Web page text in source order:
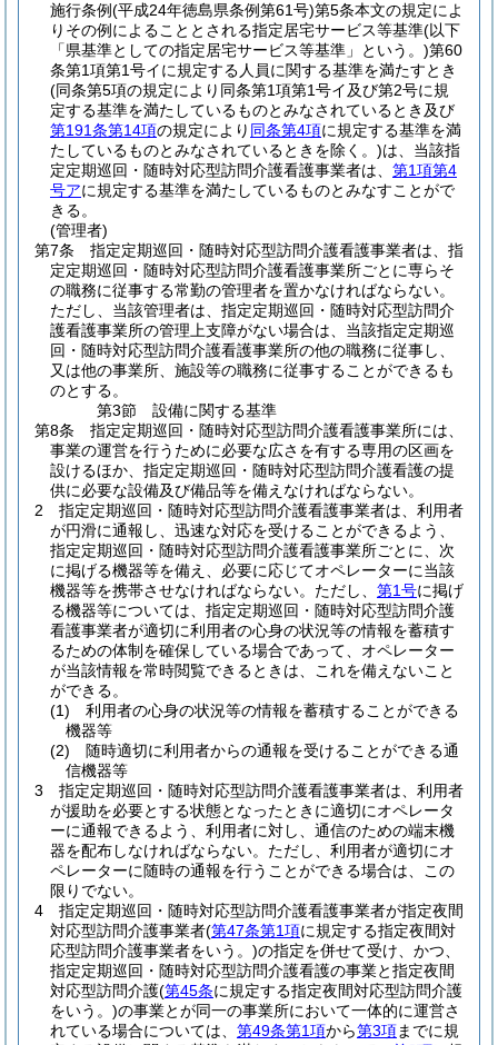
施行条例(平成24年徳島県条例第61号)第5条本文の規定によ
りその例によることとされる指定居宅サービス等基準(以下
「県基準としての指定居宅サービス等基準」という。)第60
条第1項第1号イに規定する人員に関する基準を満たすとき
(同条第5項の規定により同条第1項第1号イ及び第2号に規
定する基準を満たしているものとみなされているとき及び
第191条第14項の規定により 同条第4項に規定する基準を満
たしているものとみなされているときを除く。)は、当該指
定定期巡回・随時対応型訪問介護看護事業者は、 第1項第4
号アに規定する基準を満たしているものとみなすことがで
きる。
(管理者)
第7条
指定定期巡回・随時対応型訪問介護看護事業者は、指
定定期巡回・随時対応型訪問介護看護事業所ごとに専らそ
の職務に従事する常勤の管理者を置かなければならない。
ただし、当該管理者は、指定定期巡回・随時対応型訪問介
護看護事業所の管理上支障がない場合は、当該指定定期巡
回・随時対応型訪問介護看護事業所の他の職務に従事し、
又は他の事業所、施設等の職務に従事することができるも
のとする。
第3節
設備に関する基準
第8条
指定定期巡回・随時対応型訪問介護看護事業所には、
事業の運営を行うために必要な広さを有する専用の区画を
設けるほか、指定定期巡回・随時対応型訪問介護看護の提
供に必要な設備及び備品等を備えなければならない。
2
指定定期巡回・随時対応型訪問介護看護事業者は、利用者
が円滑に通報し、迅速な対応を受けることができるよう、
指定定期巡回・随時対応型訪問介護看護事業所ごとに、次
に掲げる機器等を備え、必要に応じてオペレーターに当該
機器等を携帯させなければならない。 ただし、 第1号に掲げ
る機器等については、指定定期巡回・随時対応型訪問介護
看護事業者が適切に利用者の心身の状況等の情報を蓄積す
るための体制を確保している場合であって、オペレーター
が当該情報を常時閲覧できるときは、これを備えないこと
ができる。
(1)
利用者の心身の状況等の情報を蓄積することができる
機器等
(2)
随時適切に利用者からの通報を受けることができる通
信機器等
3
指定定期巡回・随時対応型訪問介護看護事業者は、利用者
が援助を必要とする状態となったときに適切にオペレータ
ーに通報できるよう、利用者に対し、通信のための端末機
器を配布しなければならない。 ただし、利用者が適切にオ
ペレーターに随時の通報を行うことができる場合は、この
限りでない。
4
指定定期巡回・随時対応型訪問介護看護事業者が指定夜間
対応型訪問介護事業者(第47条第1項に規定する指定夜間対
応型訪問介護事業者をいう。)の指定を併せて受け、かつ、
指定定期巡回・随時対応型訪問介護看護の事業と指定夜間
対応型訪問介護(第45条に規定する指定夜間対応型訪問介護
をいう。)の事業とが同一の事業所において一体的に運営さ
れている場合については、 第49条第1項から第3項までに規